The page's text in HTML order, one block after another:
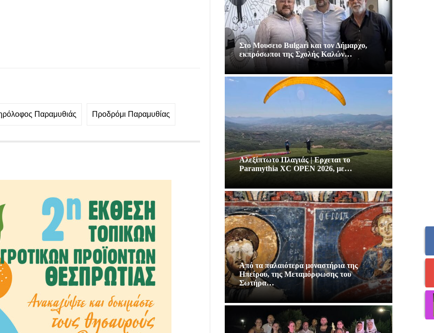
Παραμυθιάς Προδρόμι Παραμυθίας
Στο Μουσειο Bulgari και τον Δήμαρχο,
εκπρόσωποι της Σχολής Καλών…
Αλεξίπτωτο Πλαγιάς | Ερχεται το
Paramythia XC OPEN 2026, με…
Από τα παλαιότερα μοναστήρια της
Ηπείρου, της Μεταμόρφωσης του
Σωτήρα…